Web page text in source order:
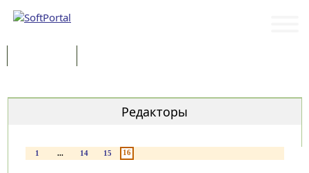
Редакторы
1 ... 14 15 16